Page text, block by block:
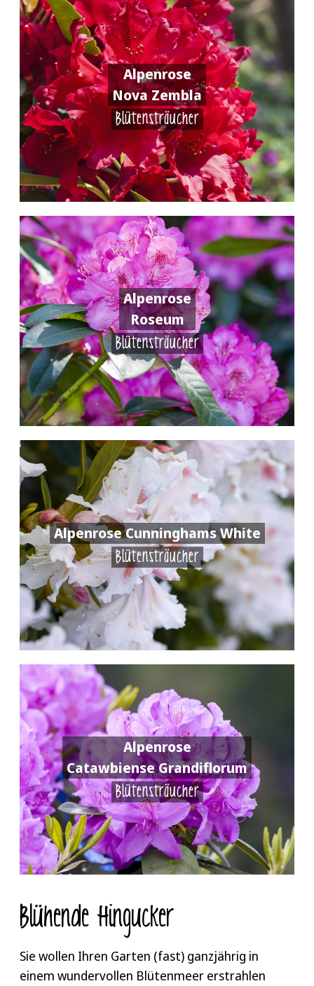
Alpenrose
Nova Zembla
Blütensträucher
Alpenrose
Roseum
Blütensträucher
Alpenrose Cunninghams White
Blütensträucher
Alpenrose
Catawbiense Grandiflorum
Blütensträucher
Blühende Hingucker
Sie wollen Ihren Garten (fast) ganzjährig in
einem wundervollen Blütenmeer erstrahlen